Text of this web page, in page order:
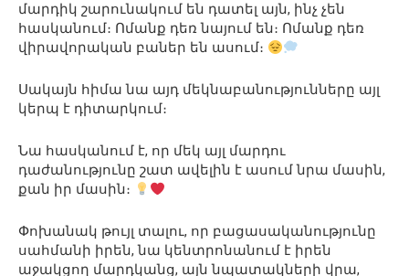
մարդիկ շարունակում են դատել այն, ինչ չեն
հասկանում։ Ոմանք դեռ նայում են։ Ոմանք դեռ
վիրավորական բաներ են ասում։
Սակայն հիմա նա այդ մեկնաբանությունները այլ
կերպ է դիտարկում։
Նա հասկանում է, որ մեկ այլ մարդու
դաժանությունը շատ ավելին է ասում նրա մասին,
քան իր մասին։
Փոխանակ թույլ տալու, որ բացասականությունը
սահմանի իրեն, նա կենտրոնանում է իրեն
աջակցող մարդկանց, այն նպատակների վրա,